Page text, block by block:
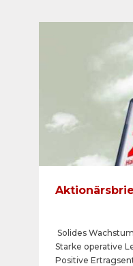
Solides
Starke operative
Positive